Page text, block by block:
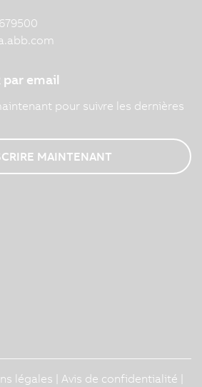
email
pour suivre les dernières
MAINTENANT
légales Avis de confidentialité